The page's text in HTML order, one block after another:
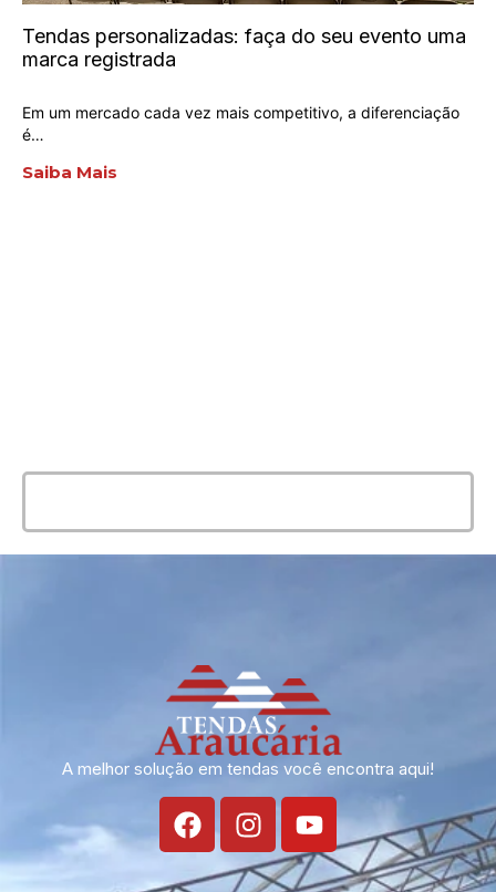
Tendas personalizadas: faça do seu evento uma
marca registrada
Em um mercado cada vez mais competitivo, a diferenciação
é…
Saiba Mais
A melhor solução em tendas você encontra aqui!